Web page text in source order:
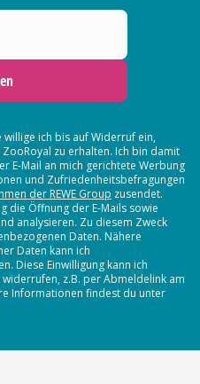
ich bis auf Widerruf ein,
ZooRoyal zu erhalten. Ich bin damit
E-Mail an mich gerichtete Werbung
und Zufriedenheitsbefragungen
der REWE Group zusendet.
die Öffnung der E-Mails sowie
analysieren. Zu diesem Zweck
Daten. Nähere
Daten kann ich
Diese Einwilligung kann ich
z.B. per Abmeldelink am
Informationen findest du unter